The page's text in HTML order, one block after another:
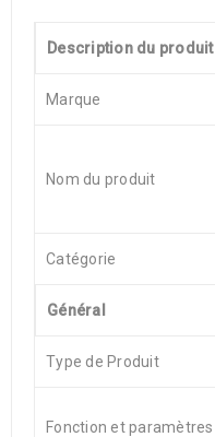
Description du produit
Marque
Nom du produit
Catégorie
Général
Type de Produit
Fonction et paramètres